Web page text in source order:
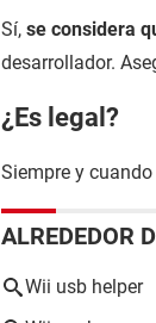
Sí, se considera
desarrollador.
¿Es legal?
Siempre y cuando
ALREDEDOR
Wii usb helper